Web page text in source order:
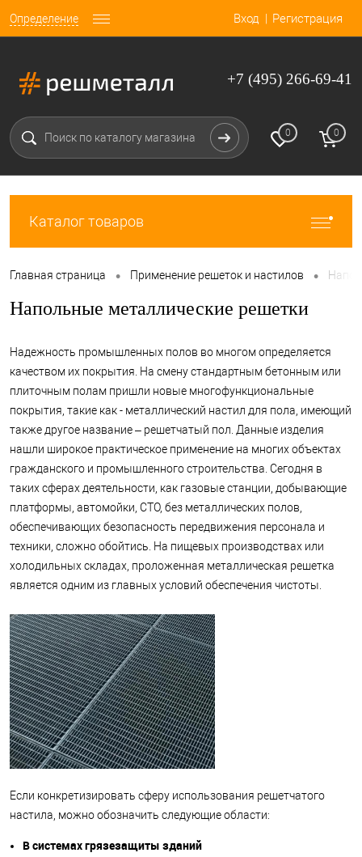
Определение Вход Регистрация
+7 (495) 266-69-41
0 0
Каталог товаров
Главная страница • Применение решеток и настилов •
Напольные металлические решетки
Надежность промышленных полов во многом определяется
качеством их покрытия. На смену стандартным бетонным или
плиточным полам пришли новые многофункциональные
покрытия, такие как - металлический настил для пола, имеющий
также другое название – решетчатый пол. Данные изделия
нашли широкое практическое применение на многих объектах
гражданского и промышленного строительства. Сегодня в
таких сферах деятельности, как газовые станции, добывающие
платформы, автомойки, СТО, без металлических полов,
обеспечивающих безопасность передвижения персонала и
техники, сложно обойтись. На пищевых производствах или
холодильных складах, проложенная металлическая решетка
является одним из главных условий обеспечения чистоты.
Если конкретизировать сферу использования решетчатого
настила, можно обозначить следующие области:
В системах грязезащиты зданий